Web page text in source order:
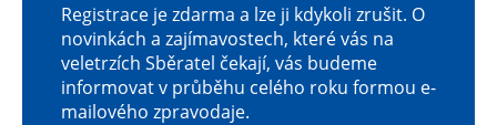
Registrace je zdarma a lze ji kdykoli zrušit. O
novinkách a zajímavostech, které vás na
veletrzích Sběratel čekají, vás budeme
informovat v průběhu celého roku formou e-
mailového zpravodaje.